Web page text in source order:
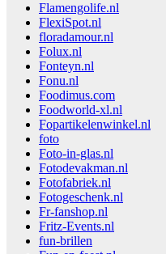
Flamengolife.nl
FlexiSpot.nl
floradamour.nl
Folux.nl
Fonteyn.nl
Fonu.nl
Foodimus.com
Foodworld-xl.nl
Fopartikelenwinkel.nl
foto
Foto-in-glas.nl
Fotodevakman.nl
Fotofabriek.nl
Fotogeschenk.nl
Fr-fanshop.nl
Fritz-Events.nl
fun-brillen